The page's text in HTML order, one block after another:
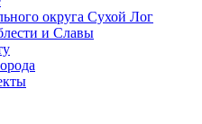
округа Сухой Лог
и Славы